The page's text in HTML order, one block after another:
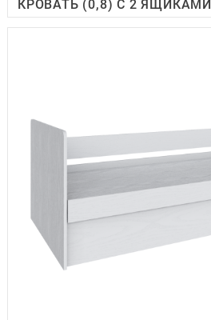
КРОВАТЬ (0,8) С 2 ЯЩИКАМИ